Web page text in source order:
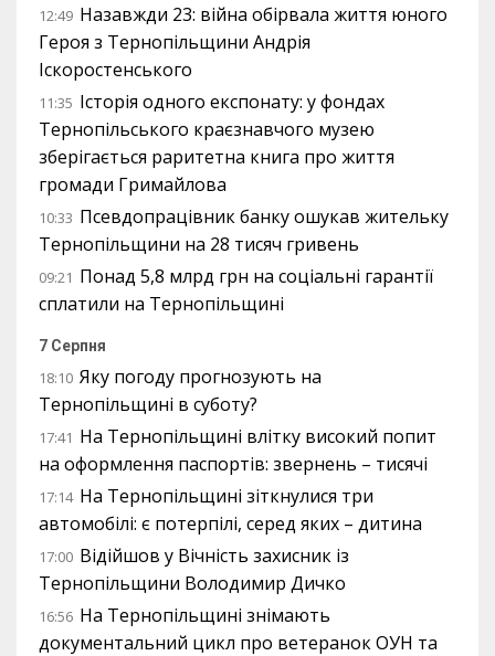
12:49 Назавжди 23: війна обірвала життя юного
Героя з Тернопільщини Андрія
Іскоростенського
11:35 Історія одного експонату: у фондах
Тернопільського краєзнавчого музею
зберігається раритетна книга про життя
громади Гримайлова
10:33 Псевдопрацівник банку ошукав жительку
Тернопільщини на 28 тисяч гривень
09:21 Понад 5,8 млрд грн на соціальні гарантії
сплатили на Тернопільщині
7 Серпня
18:10 Яку погоду прогнозують на
Тернопільщині в суботу?
17:41 На Тернопільщині влітку високий попит
на оформлення паспортів: звернень – тисячі
17:14 На Тернопільщині зіткнулися три
автомобілі: є потерпілі, серед яких – дитина
17:00 Відійшов у Вічність захисник із
Тернопільщини Володимир Дичко
16:56 На Тернопільщині знімають
документальний цикл про ветеранок ОУН та